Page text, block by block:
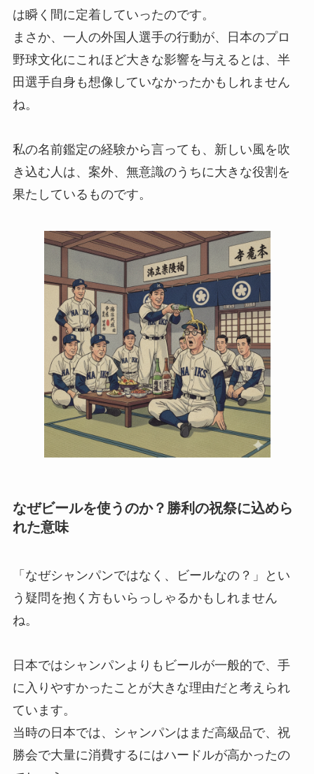
は瞬く間に定着していったのです。
まさか、一人の外国人選手の行動が、日本のプロ
野球文化にこれほど大きな影響を与えるとは、半
田選手自身も想像していなかったかもしれません
ね。
私の名前鑑定の経験から言っても、新しい風を吹
き込む人は、案外、無意識のうちに大きな役割を
果たしているものです。
なぜビールを使うのか？勝利の祝祭に込めら
れた意味
「なぜシャンパンではなく、ビールなの？」とい
う疑問を抱く方もいらっしゃるかもしれません
ね。
日本ではシャンパンよりもビールが一般的で、手
に入りやすかったことが大きな理由だと考えられ
ています。
当時の日本では、シャンパンはまだ高級品で、祝
勝会で大量に消費するにはハードルが高かったの